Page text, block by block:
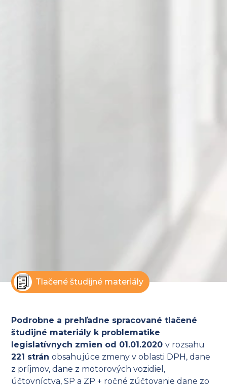
Tlačené študijné materiály
Podrobne a prehľadne spracované tlačené
študijné materiály k problematike
legislatívnych zmien od 01.01.2020v rozsahu
221 stránobsahujúce zmeny v oblasti DPH, dane
z príjmov, dane z motorových vozidiel,
účtovníctva, SP a ZP + ročné zúčtovanie dane zo